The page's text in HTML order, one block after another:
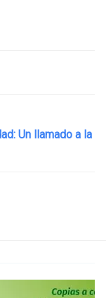
Un llamado a la